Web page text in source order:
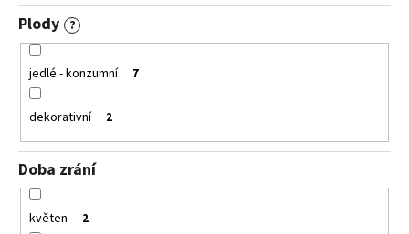
Plody ?
jedlé - konzumní 7
dekorativní 2
Doba zrání
květen 2